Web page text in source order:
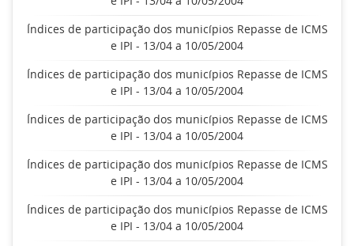
Índices de participação dos municípios Repasse de ICMS
e IPI - 13/04 a 10/05/2004
Índices de participação dos municípios Repasse de ICMS
e IPI - 13/04 a 10/05/2004
Índices de participação dos municípios Repasse de ICMS
e IPI - 13/04 a 10/05/2004
Índices de participação dos municípios Repasse de ICMS
e IPI - 13/04 a 10/05/2004
Índices de participação dos municípios Repasse de ICMS
e IPI - 13/04 a 10/05/2004